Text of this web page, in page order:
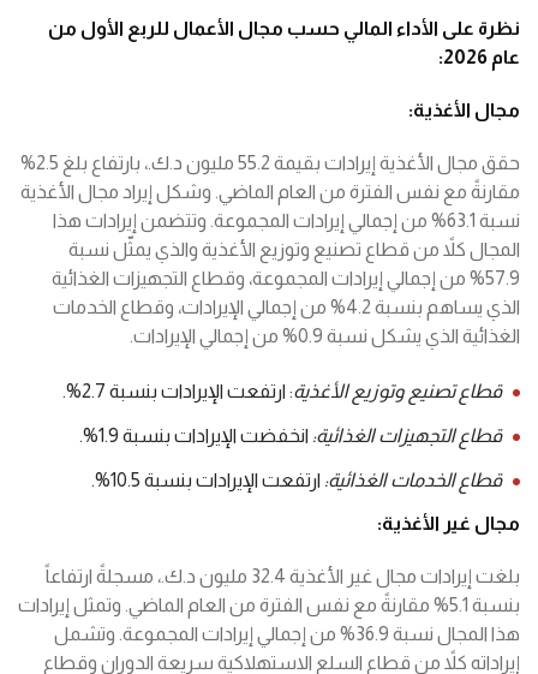
نظرة على الأداء المالي حسب مجال الأعمال للربع الأول من
عام
مجال الأغذية:
حقق مجال الأغذية إيرادات بقيمة 55.2 مليون د.ك.، بارتفاع بلغ 2.5%
مقارنةً مع نفس الفترة من العام الماضي. وشكل إيراد مجال الأغذية
نسبة 63.1% من إجمالي إيرادات المجموعة. وتتضمن إيرادات هذا
المجال كلاً من قطاع تصنيع وتوزيع الأغذية والذي يمثّل نسبة
57.9% من إجمالي إيرادات المجموعة، وقطاع التجهيزات الغذائية
الذي يساهم بنسبة 4.2% من إجمالي الإيرادات، وقطاع الخدمات
الغذائية الذي يشكل نسبة 0.9% من إجمالي الإيرادات.
قطاع تصنيع وتوزيع الأغذية: ارتفعت الإيرادات بنسبة 2.7%.
قطاع التجهيزات الغذائية: انخفضت الإيرادات بنسبة 1.9%.
قطاع الخدمات الغذائية: ارتفعت الإيرادات بنسبة 10.5%.
مجال غير الأغذية:
بلغت إيرادات مجال غير الأغذية 32.4 مليون د.ك.، مسجلةً ارتفاعاً
بنسبة 5.1% مقارنةً مع نفس الفترة من العام الماضي. وتمثل إيرادات
هذا المجال نسبة 36.9% من إجمالي إيرادات المجموعة. وتشمل
إيراداته كلاً من قطاع السلع الاستهلاكية سريعة الدوران وقطاع